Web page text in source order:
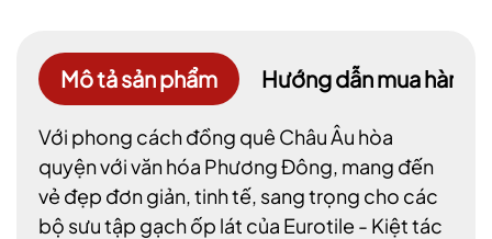
Mô tả sản phẩm Hướng dẫn mua hàng
Với phong cách đồng quê Châu Âu hòa
quyện với văn hóa Phương Đông, mang đến
vẻ đẹp đơn giản, tinh tế, sang trọng cho các
bộ sưu tập gạch ốp lát của Eurotile - Kiệt tác